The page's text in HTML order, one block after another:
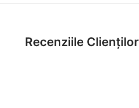
Recenziile Clienților